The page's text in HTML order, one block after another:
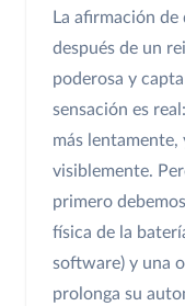
La afirmación
después de un
poderosa y
sensación es
más lentamente,
visiblemente.
primero
física de la
software) y una
prolonga su